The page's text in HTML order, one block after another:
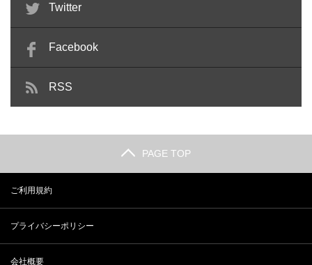
Twitter
Facebook
RSS
PAGE TOP
ご利用規約
プライバシーポリシー
会社概要